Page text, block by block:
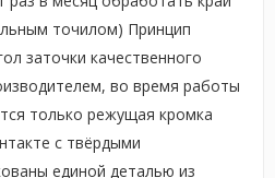
точилом) Принцип
заточки качественного
во время работы
только режущая кромка
с твёрдыми
единой деталью из